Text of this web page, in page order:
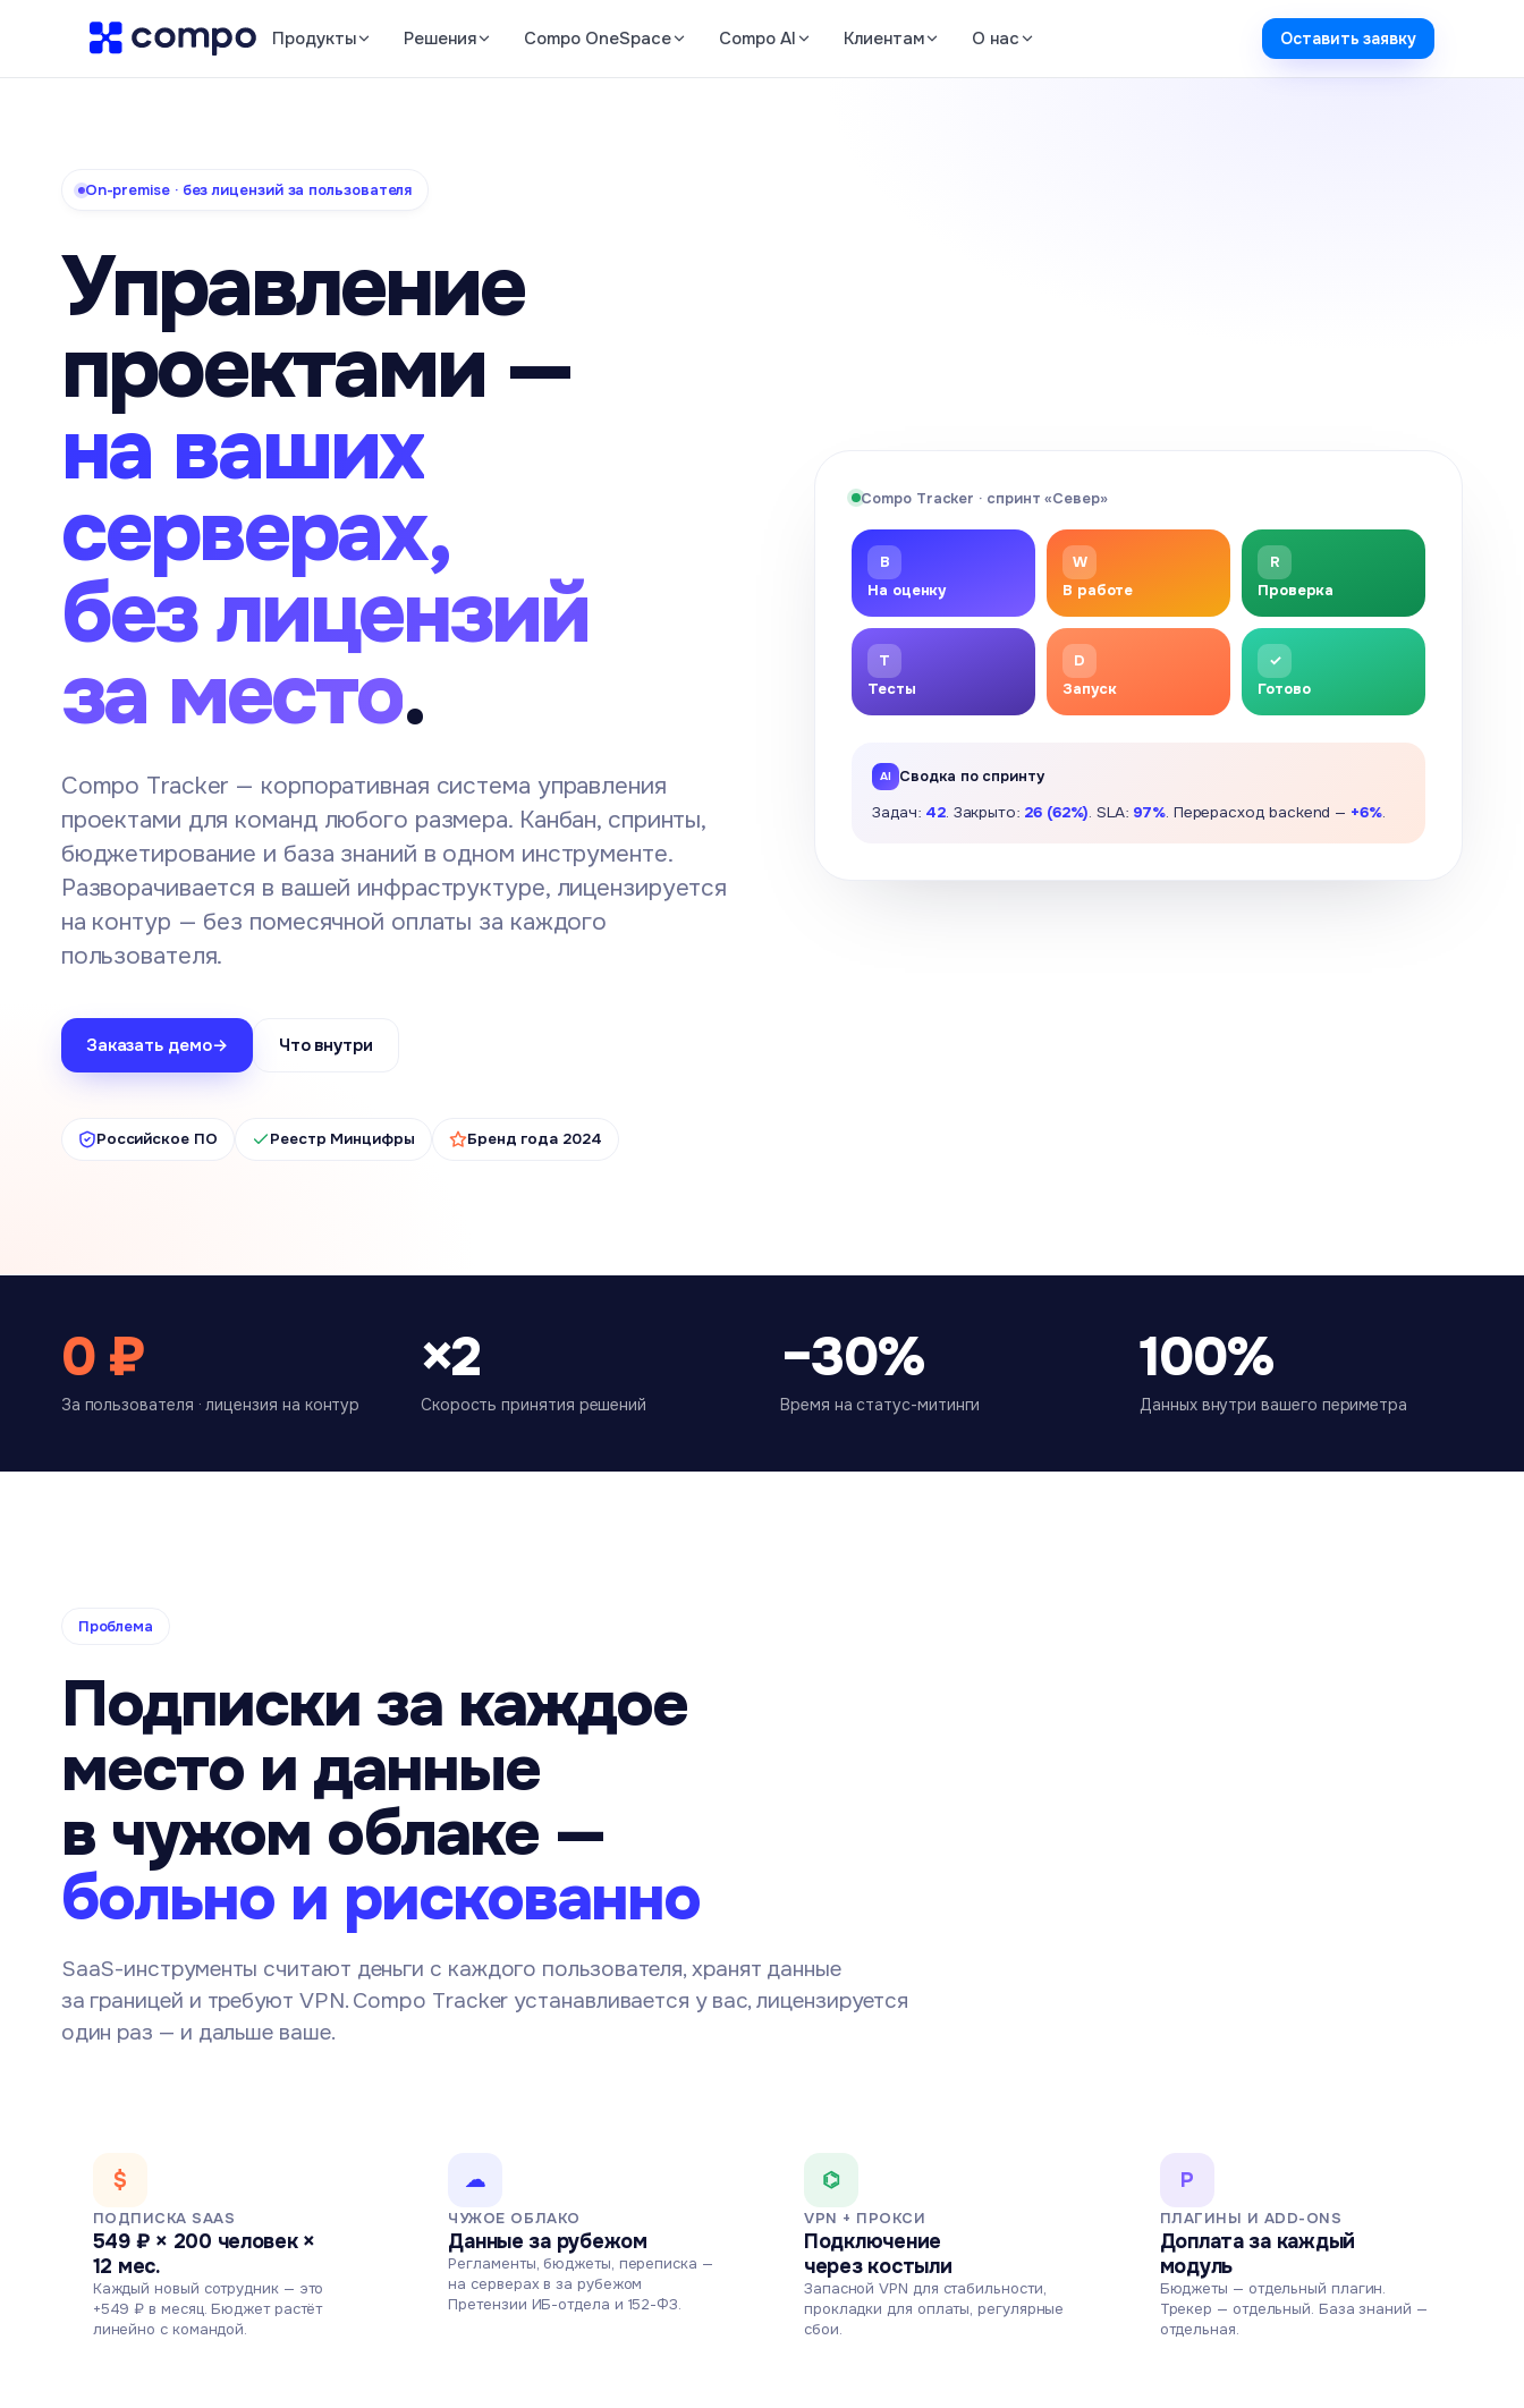
Продукты Решения Compo OneSpace Compo AI Клиентам О нас Оставить заявку
On-premise · без лицензий за пользователя
Управление
проектами —
на ваших
серверах,
без лицензий
за место.
Compo Tracker — корпоративная система управления
проектами для команд любого размера. Канбан, спринты,
бюджетирование и база знаний в одном инструменте.
Разворачивается в вашей инфраструктуре, лицензируется
на контур — без помесячной оплаты за каждого
пользователя.
Заказать демо→ Что внутри
Российское ПО Реестр Минцифры Бренд года 2024
Compo Tracker · спринт «Север»
B
На оценку
W
В работе
R
Проверка
T
Тесты
D
Запуск
✓
Готово
Сводка по спринту
Задач: 42. Закрыто: 26 (62%). SLA: 97%. Перерасход backend — +6%.
0 ₽
За пользователя · лицензия на контур
×2
Скорость принятия решений
−30%
Время на статус-митинги
100%
Данных внутри вашего периметра
Проблема
Подписки за каждое
место и данные
в чужом облаке —
больно и рискованно
SaaS-инструменты считают деньги с каждого пользователя, хранят данные
за границей и требуют VPN. Compo Tracker устанавливается у вас, лицензируется
один раз — и дальше ваше.
$
ПОДПИСКА SAAS
549 ₽ × 200 человек ×
12 мес.
Каждый новый сотрудник — это
+549 ₽ в месяц. Бюджет растёт
линейно с командой.
☁
ЧУЖОЕ ОБЛАКО
Данные за рубежом
Регламенты, бюджеты, переписка —
на серверах в за рубежом
Претензии ИБ-отдела и 152-ФЗ.
⌬
VPN + ПРОКСИ
Подключение
через костыли
Запасной VPN для стабильности,
прокладки для оплаты, регулярные
сбои.
P
ПЛАГИНЫ И ADD-ONS
Доплата за каждый
модуль
Бюджеты — отдельный плагин.
Трекер — отдельный. База знаний —
отдельная.